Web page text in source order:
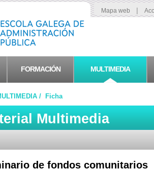
Mapa web |
FORMACIÓN MULTIMEDIA
/ Ficha
Multimedia
de fondos comunitarios